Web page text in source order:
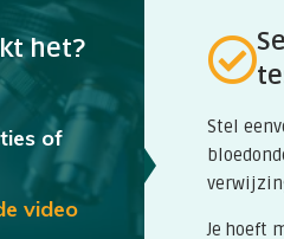
dat ontstaat uit T4 en dat
veroorzaakt. Eigenlijk is FT3
de veranderingen in het
het?
of
video
Stel
Je hoeft